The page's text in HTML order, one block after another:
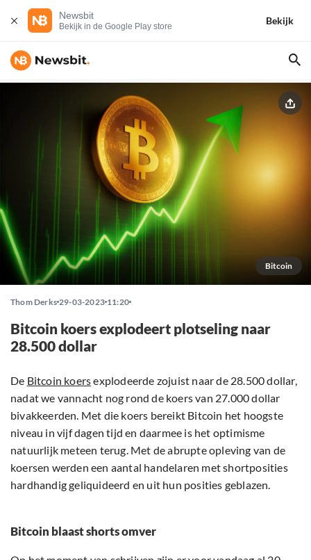
Newsbit
Bekijk in de Google Play store
Bekijk
Bitcoin
Thom Derks 29-03-2023 11:20
Bitcoin koers explodeert plotseling naar
28.500 dollar
De Bitcoin koersexplodeerde zojuist naar de 28.500 dollar,
nadat we vannacht nog rond de koers van 27.000 dollar
bivakkeerden. Met die koers bereikt Bitcoin het hoogste
niveau in vijf dagen tijd en daarmee is het optimisme
natuurlijk meteen terug. Met de abrupte opleving van de
koersen werden een aantal handelaren met shortposities
hardhandig geliquideerd en uit hun posities geblazen.
Bitcoin blaast shorts omver